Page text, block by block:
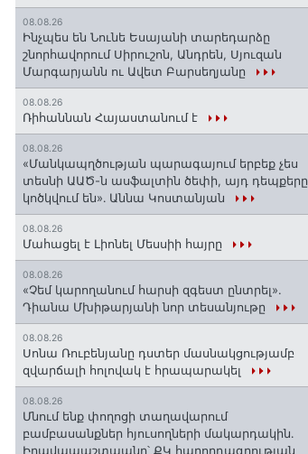
08.08.26
Ինչպես են Նունե Եսայանի տարեդարձը
շնորհավորում Սիրուշոն, Անդրեն, Սյուզան
Մարգարյանն ու Ավետ Բարսեղյանը
08.08.26
Ռիհաննան Հայաստանում է
08.08.26
«Մանկապղծության պարագայում երբեք չես
տեսնի ԱԱԾ-ն ասֆալտին ծեփի, այդ դեպքերը
կոծկվում են»․ Աննա Կոստանյան
08.08.26
Մահացել է Լիոնել Մեսսիի հայրը
08.08.26
«Չեմ կարողանում հարսի զգեստ ընտրել».
Դիանա Մխիթարյանի նոր տեսանյութը
08.08.26
Սոնա Ռուբենյանը դստեր մասնակցությամբ
զվարճալի հոլովակ է հրապարակել
08.08.26
Մնում ենք փողոցի տաղավարում
բամբասանքներ հյուսողների մակարդակին․
Իրավապաշտպանը՝ ՔԿ հաղորդագրության